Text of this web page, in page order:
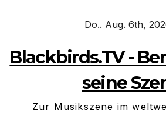
Do.. Aug. 6th,
Blackbirds.TV -
seine
Zur Musikszene im